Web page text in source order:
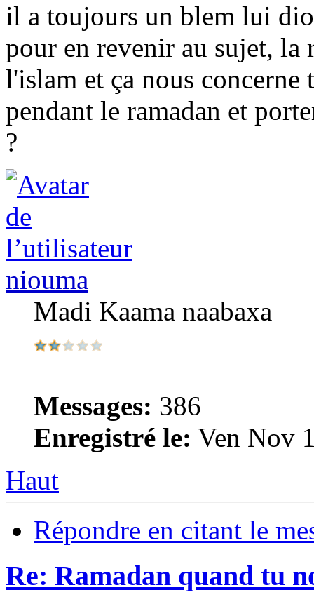
il a toujours un blem lui
pour en revenir au sujet, la
l'islam et ça nous
pendant le ramadan et
?
niouma
Madi Kaama naabaxa
Messages: 386
Enregistré le: Ven Nov
Haut
Répondre en citant le
Re: Ramadan quand tu